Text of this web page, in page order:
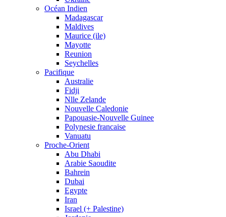
Océan Indien
Madagascar
Maldives
Maurice (ile)
Mayotte
Reunion
Seychelles
Pacifique
Australie
Fidji
Nlle Zelande
Nouvelle Caledonie
Papouasie-Nouvelle Guinee
Polynesie francaise
Vanuatu
Proche-Orient
Abu Dhabi
Arabie Saoudite
Bahrein
Dubai
Egypte
Iran
Israel (+ Palestine)